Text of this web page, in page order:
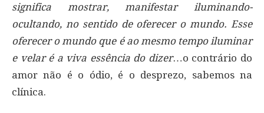
significa mostrar, manifestar iluminando-
ocultando, no sentido de oferecer o mundo. Esse
oferecer o mundo que é ao mesmo tempo iluminar
e velar é a viva essência do dizer…o contrário do
amor não é o ódio, é o desprezo, sabemos na
clínica.